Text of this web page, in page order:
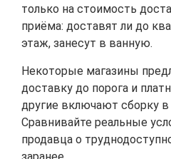
только на стоимость
приёма: доставят ли до
этаж, занесут в ванную.
Некоторые магазины
доставку до порога и
другие включают сборку
Сравнивайте реальные
продавца о
заранее.